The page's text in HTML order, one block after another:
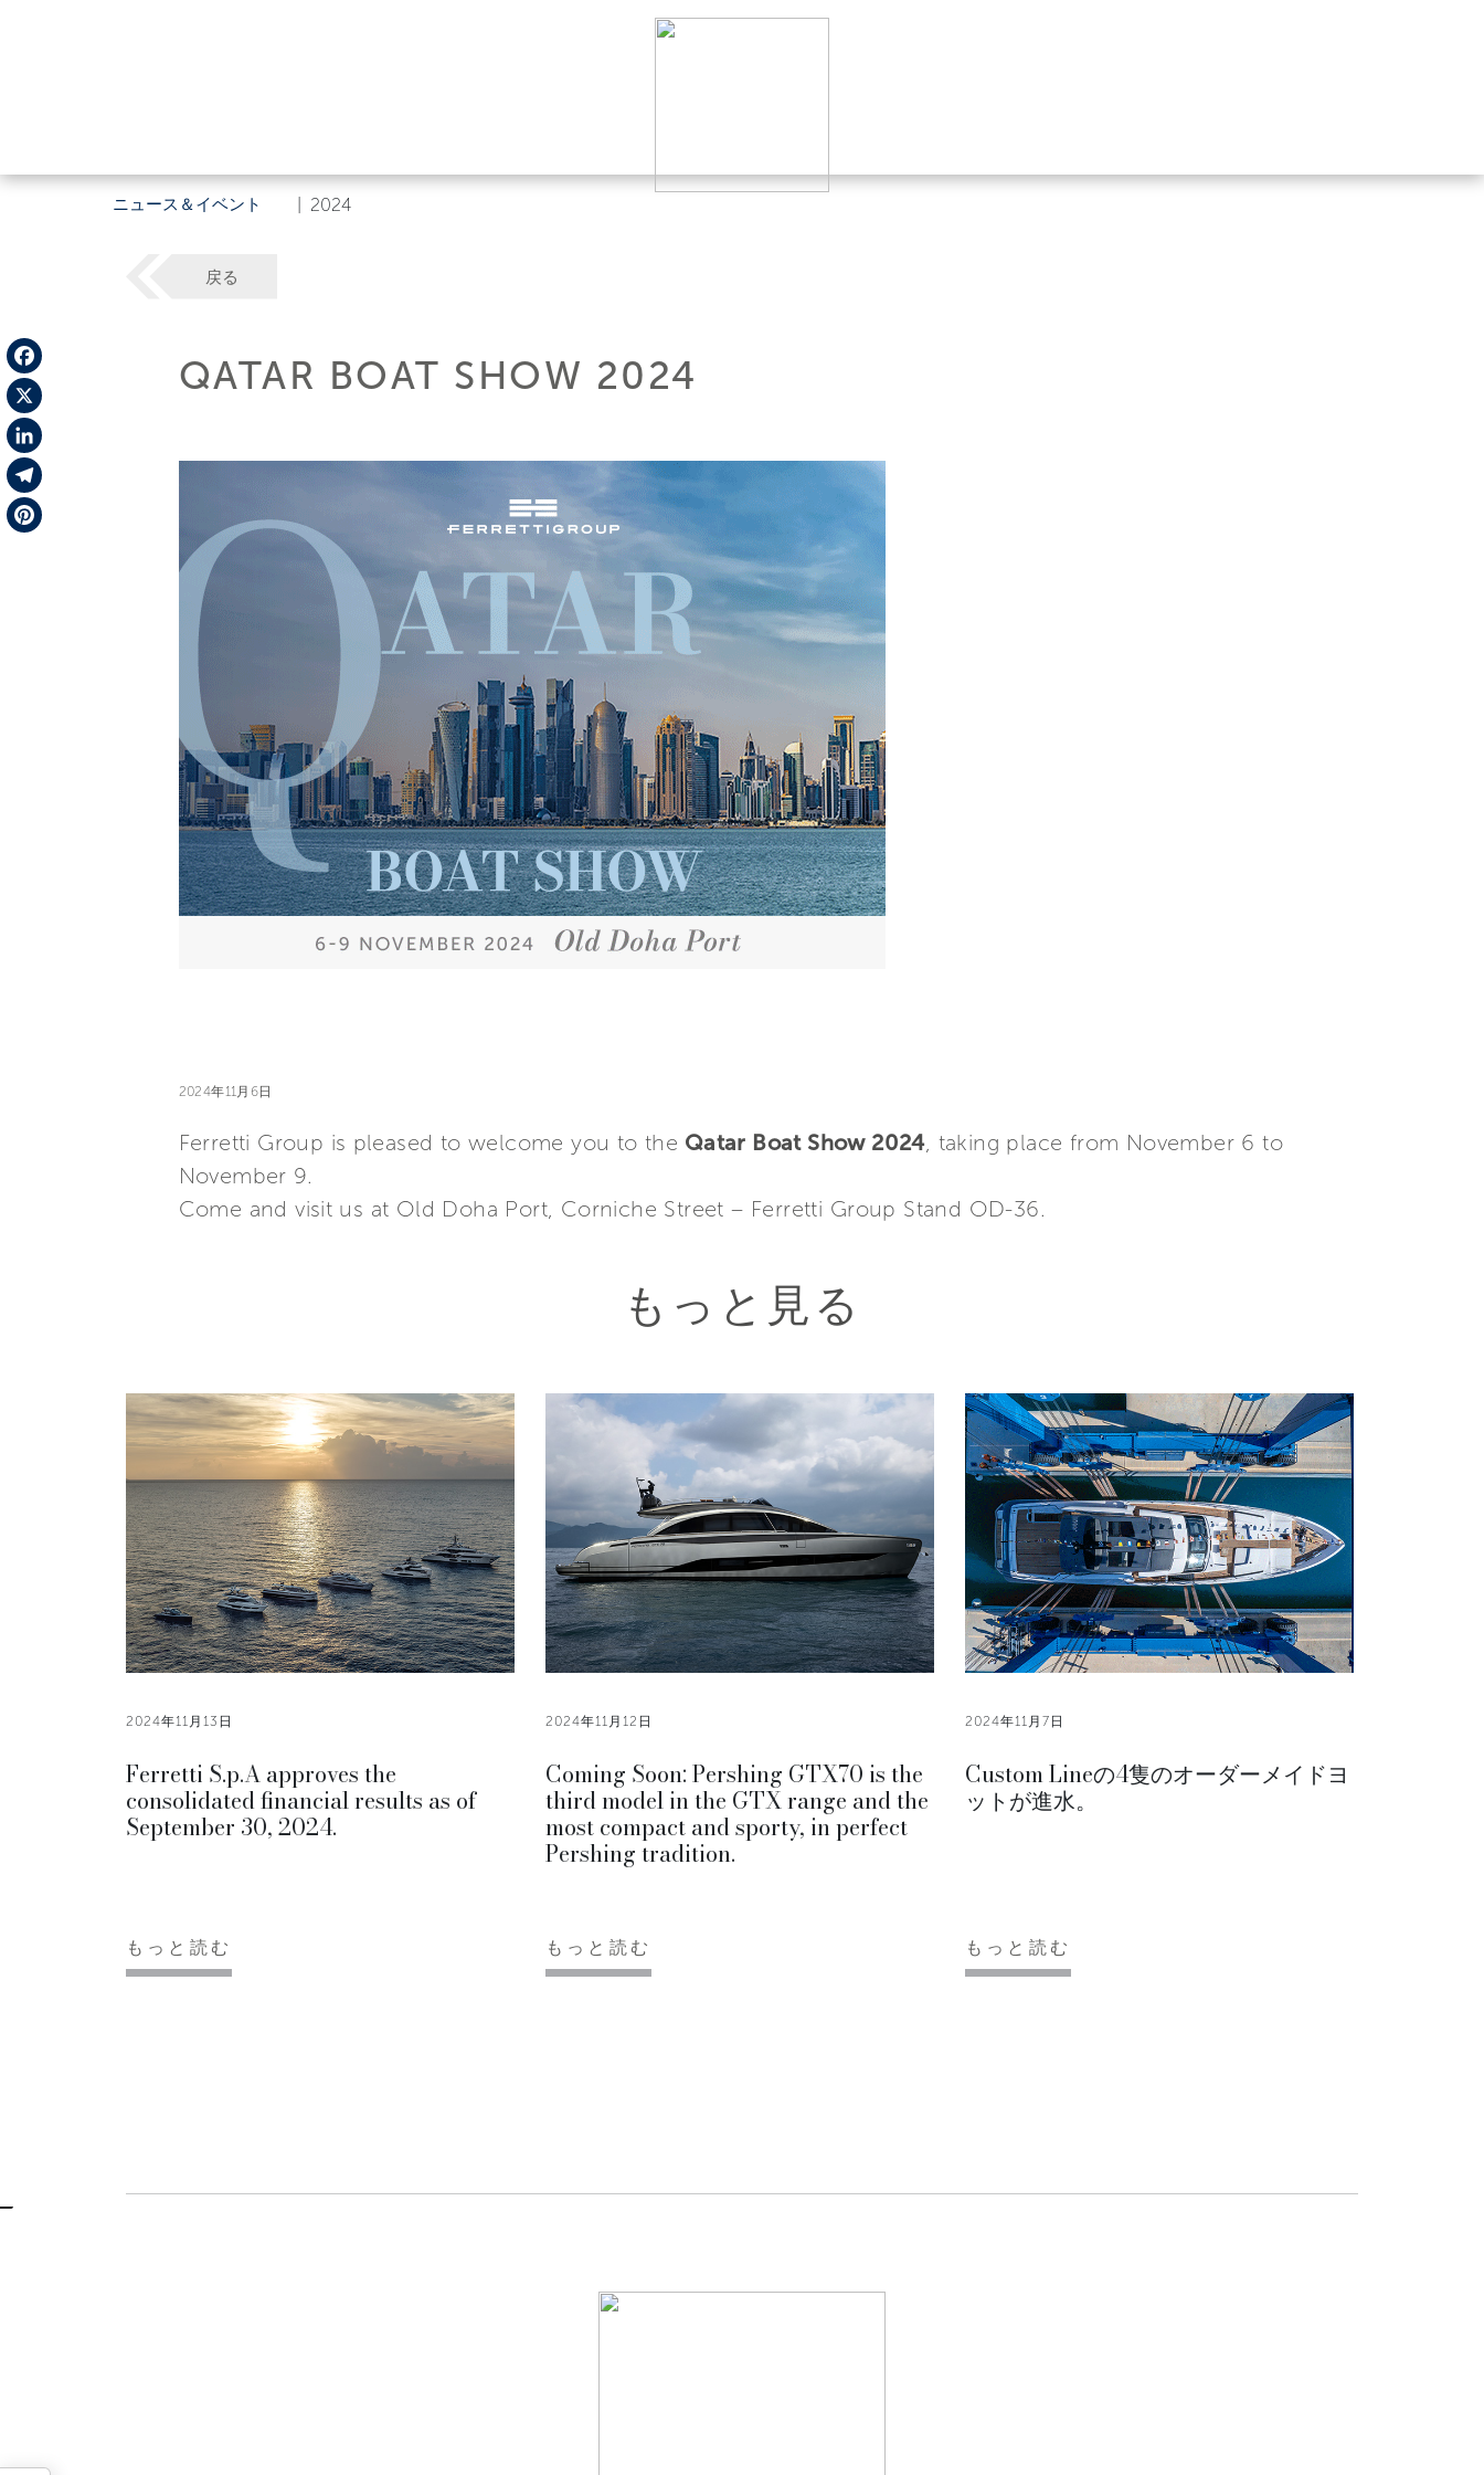
ニュース＆イベント 2024
Facebook
X
LinkedIn
Telegram
戻る
QATAR BOAT SHOW 2024
2024年11月6日
Ferretti Group is pleased to welcome you to the Qatar Boat Show 2024, taking place from November 6 to
November 9.
Come and visit us at Old Doha Port, Corniche Street – Ferretti Group Stand OD-36.
もっと見る
2024年11月13日
Ferretti S.p.A approves the
consolidated financial results as of
September 30, 2024.
もっと読む
2024年11月12日
Coming Soon: Pershing GTX70 is the
third model in the GTX range and the
most compact and sporty, in perfect
Pershing tradition.
もっと読む
2024年11月7日
Custom Lineの4隻のオーダーメイドヨ
ットが進水。
もっと読む